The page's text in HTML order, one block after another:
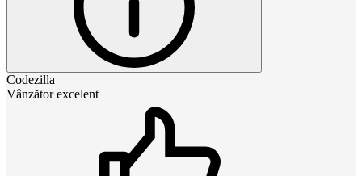
Codezilla
Vânzător excelent